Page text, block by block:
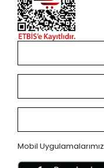
Mobil Uygulamalarımız